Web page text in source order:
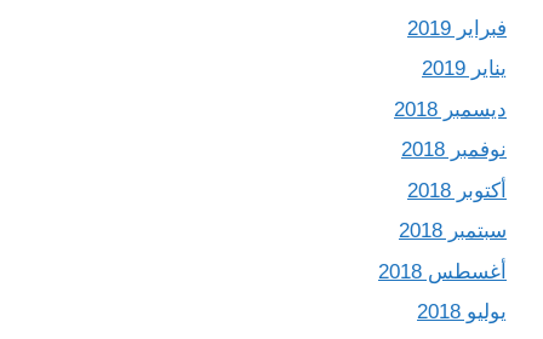
فبراير 2019
يناير 2019
ديسمبر 2018
نوفمبر 2018
أكتوبر 2018
سبتمبر 2018
أغسطس 2018
يوليو 2018